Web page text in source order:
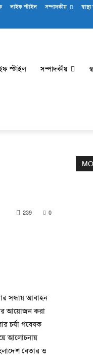
লাইফ স্টাইল সম্পাদকীয়
স্টাইল সম্পাদকীয়
0
239
সন্ধায় আবাহন
আয়োজন করা
চর্যা গবেষক
আলোচনায়
বেতার ও